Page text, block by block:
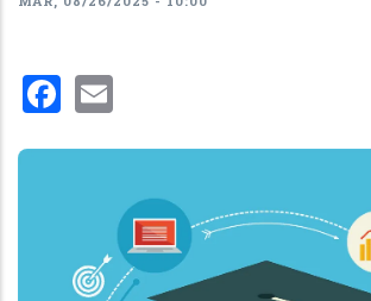
Facebook